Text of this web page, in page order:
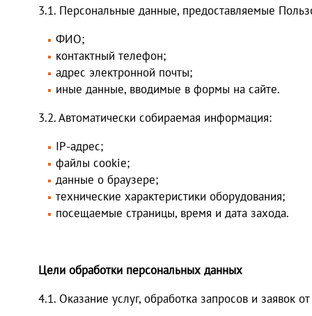
3.1. Персональные данные, предоставляемые
ФИО;
контактный телефон;
адрес электронной почты;
иные данные, вводимые в формы на сайте.
3.2. Автоматически собираемая информация:
IP-адрес;
файлы cookie;
данные о браузере;
технические характеристики оборудования;
посещаемые страницы, время и дата захода.
Цели обработки персональных данных
4.1. Оказание услуг, обработка запросов и заявок